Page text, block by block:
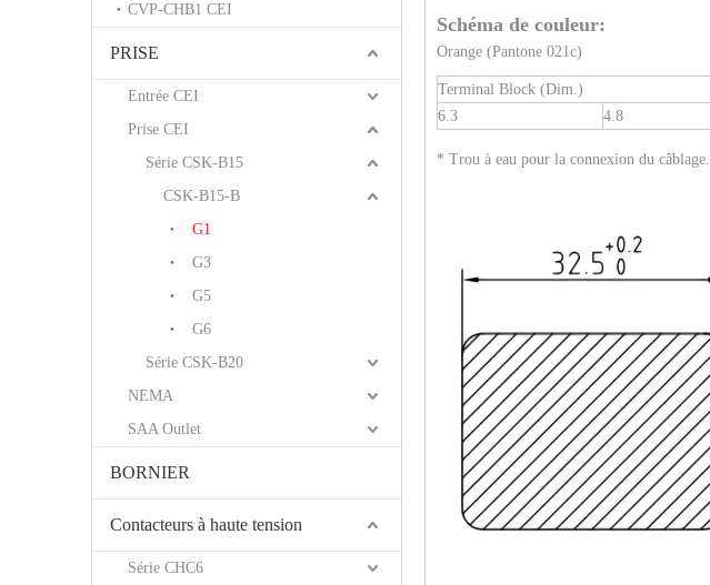
CVP-CHB1 CEI
PRISE
Entrée CEI
Prise CEI
Série CSK-B15
CSK-B15-B
G1
G3
G5
G6
Série CSK-B20
NEMA
SAA Outlet
BORNIER
Contacteurs à haute tension
Série CHC6
Schéma de couleur:
Orange (Pantone 021c)
Terminal Block (Dim.)
6.3
4.8
* Trou à eau pour la connexion du câblage.